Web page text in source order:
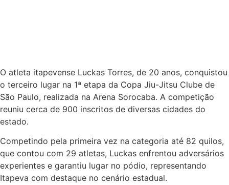
O atleta itapevense Luckas Torres, de 20 anos, conquistou
o terceiro lugar na 1ª etapa da Copa Jiu-Jitsu Clube de
São Paulo, realizada na Arena Sorocaba. A competição
reuniu cerca de 900 inscritos de diversas cidades do
estado.
Competindo pela primeira vez na categoria até 82 quilos,
que contou com 29 atletas, Luckas enfrentou adversários
experientes e garantiu lugar no pódio, representando
Itapeva com destaque no cenário estadual.